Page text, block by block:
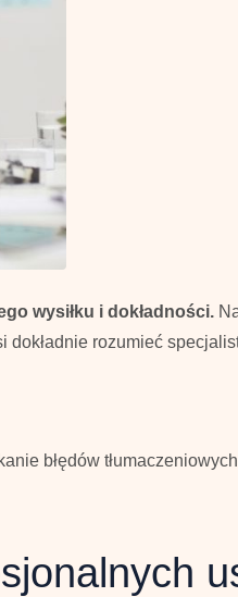
wysiłku i dokładności.
rozumieć
błędów